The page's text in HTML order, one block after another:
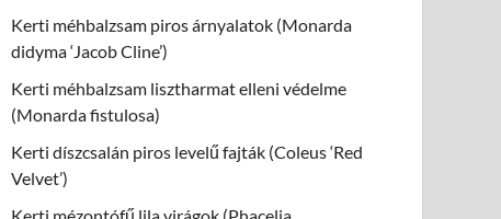
Kerti méhbalzsam piros árnyalatok (Monarda
didyma ‘Jacob Cline’)
Kerti méhbalzsam lisztharmat elleni védelme
(Monarda fistulosa)
Kerti díszcsalán piros levelű fajták (Coleus ‘Red
Velvet’)